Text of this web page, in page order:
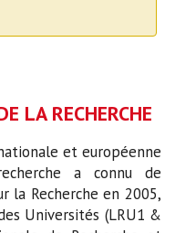
LA RECHERCHE
et européenne
a connu de
la Recherche en 2005,
Universités (LRU1 &